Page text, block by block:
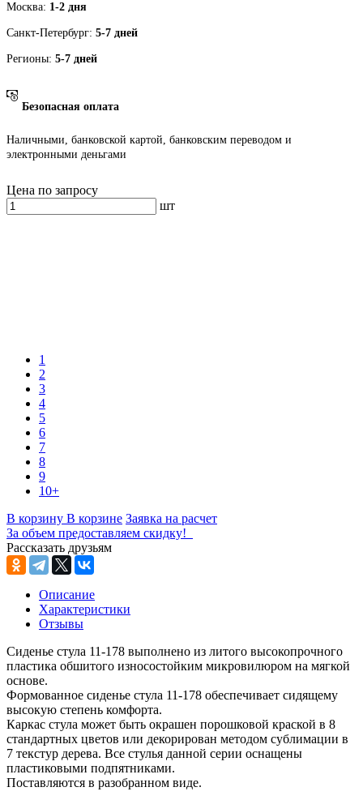
Москва: 1-2 дня
Санкт-Петербург: 5-7 дней
Регионы: 5-7 дней
Безопасная оплата
Наличными, банковской картой, банковским переводом и
электронными деньгами
Цена по запросу
шт
1
2
3
4
5
6
7
8
9
10+
В корзину В корзине Заявка на расчет
За объем предоставляем скидку!
Рассказать друзьям
Описание
Характеристики
Отзывы
Сиденье стула 11-178 выполнено из литого высокопрочного
пластика обшитого износостойким микровилюром на мягкой
основе.
Формованное сиденье стула 11-178 обеспечивает сидящему
высокую степень комфорта.
Каркас стула может быть окрашен порошковой краской в 8
стандартных цветов или декорирован методом сублимации в
7 текстур дерева. Все стулья данной серии оснащены
пластиковыми подпятниками.
Поставляются в разобранном виде.